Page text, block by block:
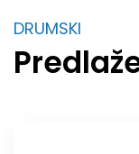
DRUMSKI